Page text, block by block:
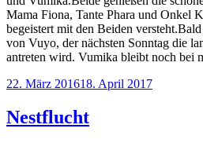
Mama Fiona, Tante Phara und Onkel
begeistert mit den Beiden
von Vuyo, der nächsten Sonntag die
antreten wird. Vumika bleibt noch bei
Veröffentlicht
22. März 201618. April 2017
Nestflucht